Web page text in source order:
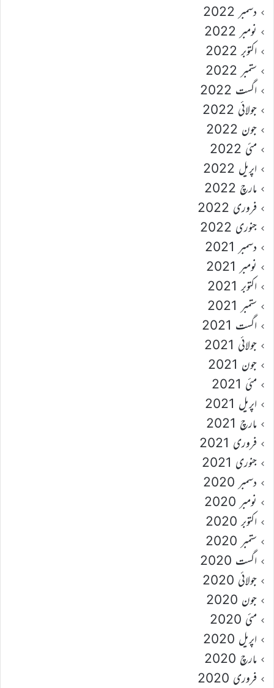
دسمبر 2022
نومبر 2022
اکتوبر 2022
ستمبر 2022
اگست 2022
جولائی 2022
جون 2022
مئی 2022
اپریل 2022
مارچ 2022
فروری 2022
جنوری 2022
دسمبر 2021
نومبر 2021
اکتوبر 2021
ستمبر 2021
اگست 2021
جولائی 2021
جون 2021
مئی 2021
اپریل 2021
مارچ 2021
فروری 2021
جنوری 2021
دسمبر 2020
نومبر 2020
اکتوبر 2020
ستمبر 2020
اگست 2020
جولائی 2020
جون 2020
مئی 2020
اپریل 2020
مارچ 2020
فروری 2020